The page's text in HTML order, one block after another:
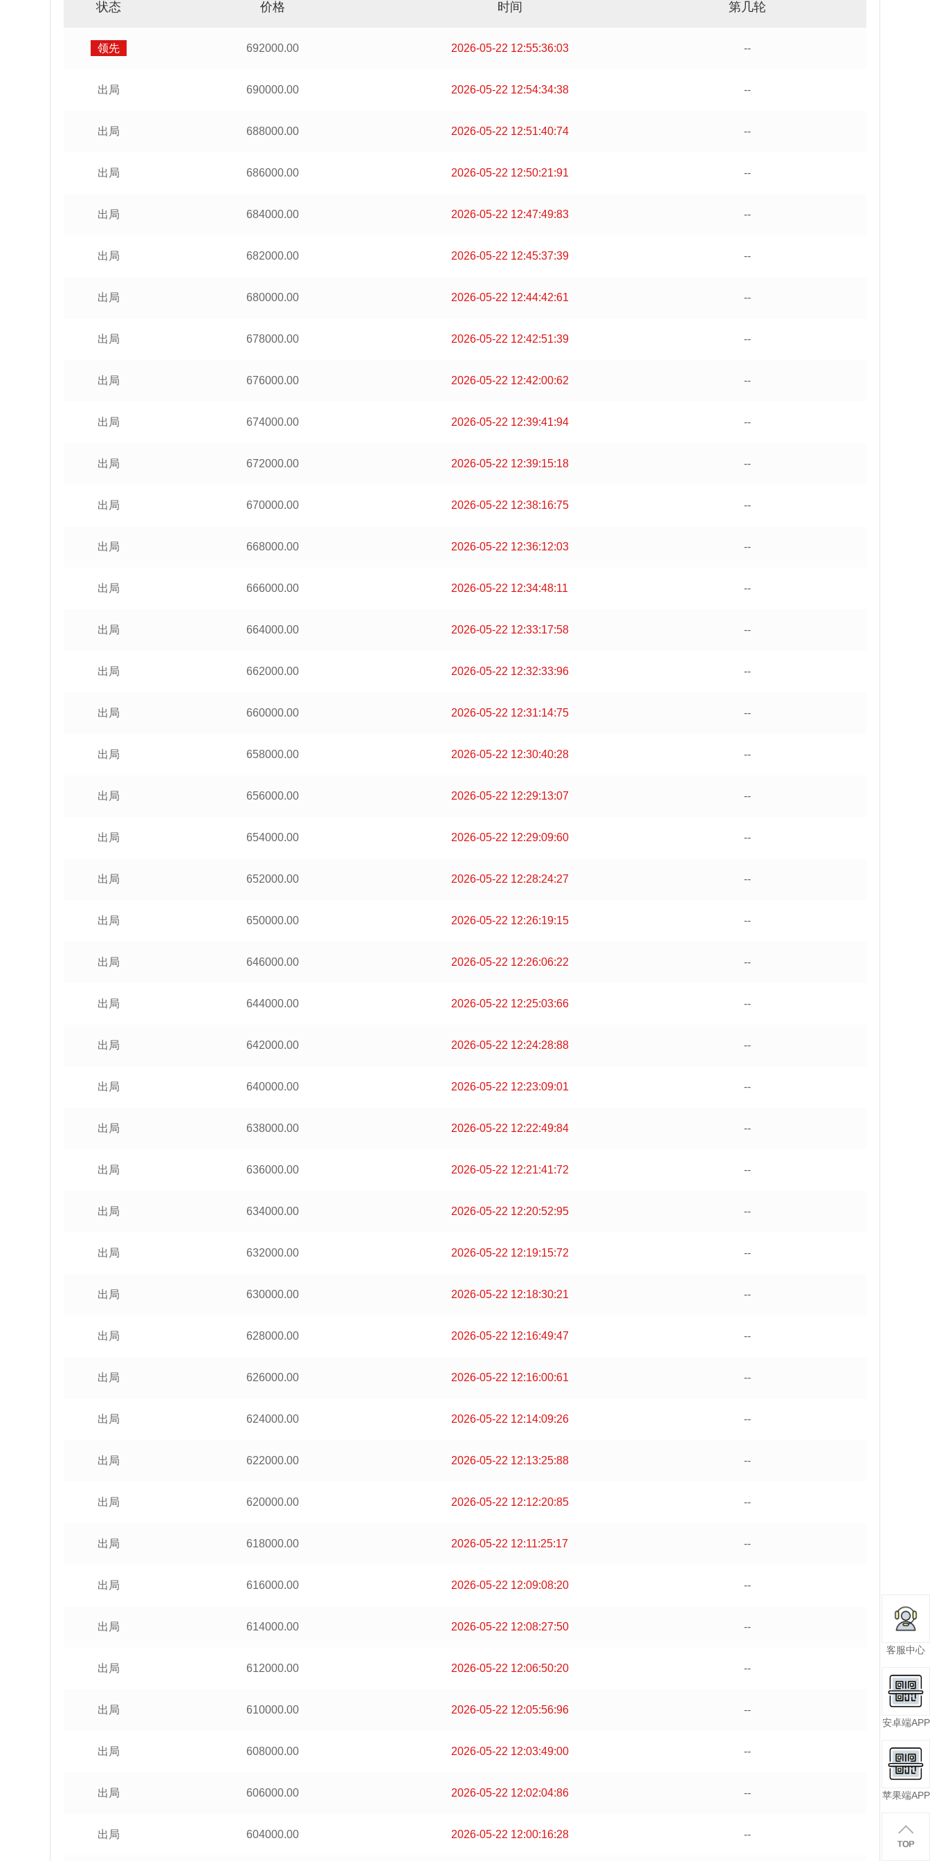
状态 价格 时间 第几轮
领先 692000.00 2026-05-22 12:55:36:03 --
出局 690000.00 2026-05-22 12:54:34:38 --
出局 688000.00 2026-05-22 12:51:40:74 --
出局 686000.00 2026-05-22 12:50:21:91 --
出局 684000.00 2026-05-22 12:47:49:83 --
出局 682000.00 2026-05-22 12:45:37:39 --
出局 680000.00 2026-05-22 12:44:42:61 --
出局 678000.00 2026-05-22 12:42:51:39 --
出局 676000.00 2026-05-22 12:42:00:62 --
出局 674000.00 2026-05-22 12:39:41:94 --
出局 672000.00 2026-05-22 12:39:15:18 --
出局 670000.00 2026-05-22 12:38:16:75 --
出局 668000.00 2026-05-22 12:36:12:03 --
出局 666000.00 2026-05-22 12:34:48:11 --
出局 664000.00 2026-05-22 12:33:17:58 --
出局 662000.00 2026-05-22 12:32:33:96 --
出局 660000.00 2026-05-22 12:31:14:75 --
出局 658000.00 2026-05-22 12:30:40:28 --
出局 656000.00 2026-05-22 12:29:13:07 --
出局 654000.00 2026-05-22 12:29:09:60 --
出局 652000.00 2026-05-22 12:28:24:27 --
出局 650000.00 2026-05-22 12:26:19:15 --
出局 646000.00 2026-05-22 12:26:06:22 --
出局 644000.00 2026-05-22 12:25:03:66 --
出局 642000.00 2026-05-22 12:24:28:88 --
出局 640000.00 2026-05-22 12:23:09:01 --
出局 638000.00 2026-05-22 12:22:49:84 --
出局 636000.00 2026-05-22 12:21:41:72 --
出局 634000.00 2026-05-22 12:20:52:95 --
出局 632000.00 2026-05-22 12:19:15:72 --
出局 630000.00 2026-05-22 12:18:30:21 --
出局 628000.00 2026-05-22 12:16:49:47 --
出局 626000.00 2026-05-22 12:16:00:61 --
出局 624000.00 2026-05-22 12:14:09:26 --
出局 622000.00 2026-05-22 12:13:25:88 --
出局 620000.00 2026-05-22 12:12:20:85 --
出局 618000.00 2026-05-22 12:11:25:17 --
出局 616000.00 2026-05-22 12:09:08:20 --
出局 614000.00 2026-05-22 12:08:27:50 --
出局 612000.00 2026-05-22 12:06:50:20 --
出局 610000.00 2026-05-22 12:05:56:96 --
出局 608000.00 2026-05-22 12:03:49:00 --
出局 606000.00 2026-05-22 12:02:04:86 --
出局 604000.00 2026-05-22 12:00:16:28 --
客服中心
安卓端APP
苹果端APP